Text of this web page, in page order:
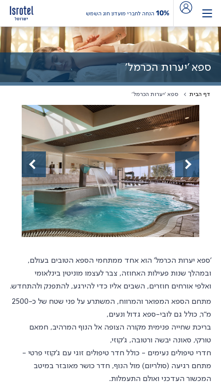
10% הנחה לחברי מועדון חוג השמש
ספא 'יערות הכרמל'
דף הבית ספא 'יערות הכרמל'
Previous Next
'ספא יערות הכרמל' הוא אחד ממתחמי הספא הטובים בעולם,
ובמהלך שנות פעילות האחוזה, צבר לעצמו מוניטין בינלאומי
ואלפי אורחים חוזרים, השבים אליו כדי להירגע, להתפנק ולהתחדש.
מתחם הספא המפואר והמרווח, המשתרע על פני שטח של כ-2500
מ"ר, כולל גם לובי-ספא גדול ונעים,
בריכת שחייה פנימית מקורה הצופה אל הנוף המרהיב, חמאם
טורקי, סאונה יבשה ורטובה, ג'קוזי,
חדרי טיפולים נעימים - כולל חדר טיפולים זוגי עם ג'קוזי פרטי -
מתחם רגיעה (סולריום) מול הנוף, חדר כושר מאובזר במיטב
המכשור העדכני ואולם התעמלות.